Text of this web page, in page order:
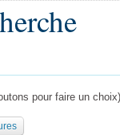
pour faire un choix)